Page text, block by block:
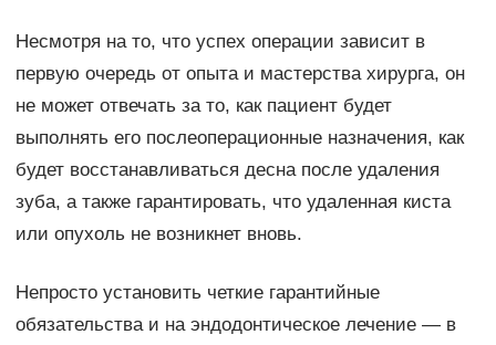
Несмотря на то, что успех операции зависит в
первую очередь от опыта и мастерства хирурга, он
не может отвечать за то, как пациент будет
выполнять его послеоперационные назначения, как
будет восстанавливаться десна после удаления
зуба, а также гарантировать, что удаленная киста
или опухоль не возникнет вновь.
Непросто установить четкие гарантийные
обязательства и на эндодонтическое лечение — в